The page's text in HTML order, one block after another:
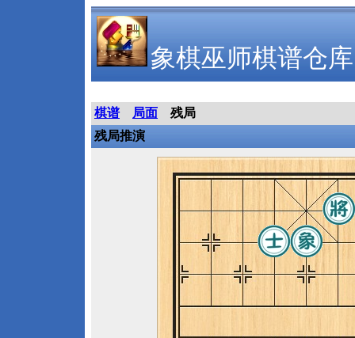
象棋巫师棋谱仓库
棋谱 局面
残局
残局推演